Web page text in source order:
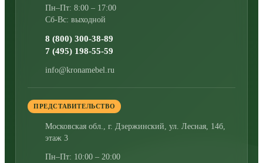
Пн–Пт: 8:00 – 17:00
Сб-Вс: выходной
8 (800) 300-38-89
7 (495) 198-55-59
info@kronamebel.ru
ПРЕДСТАВИТЕЛЬСТВО
Московская обл., г. Дзержинский ул. Лесная, 14б,
этаж 3
Пн–Пт: 10:00 – 20:00